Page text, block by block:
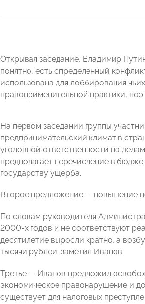
Открывая заседание, Владимир
понятно, есть определенный
использована для лоббирования
правоприменительной практики,
На первом заседании группы
предпринимательский климат в
уголовной ответственности по
предполагает перечисление в
государству ущерба.
Второе предложение — повышение
По словам руководителя
2000-х годов и не соответствуют
десятилетие выросли кратно, а
тысячи рублей, заметил Иванов.
Третье — Иванов предложил
экономическое правонарушение и
существует для налоговых